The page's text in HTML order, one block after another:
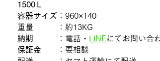
​1500Ｌ
容器サイズ ：960×140
重量 ：約13KG
納期
：電話・ LINEにてお問い合
保証金 ：要相談